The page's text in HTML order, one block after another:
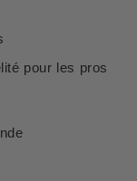
pour les pros